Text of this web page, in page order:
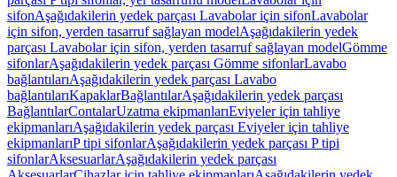
sifonAşağıdakilerin yedek parçası Lavabolar için sifonLavabolar
için sifon, yerden tasarruf sağlayan modelAşağıdakilerin yedek
parçası Lavabolar için sifon, yerden tasarruf sağlayan modelGömme
sifonlarAşağıdakilerin yedek parçası Gömme sifonlarLavabo
bağlantılarıAşağıdakilerin yedek parçası Lavabo
bağlantılarıKapaklarBağlantılarAşağıdakilerin yedek parçası
BağlantılarContalarUzatma ekipmanlarıEviyeler için tahliye
ekipmanlarıAşağıdakilerin yedek parçası Eviyeler için tahliye
ekipmanlarıP tipi sifonlarAşağıdakilerin yedek parçası P tipi
sifonlarAksesuarlarAşağıdakilerin yedek parçası